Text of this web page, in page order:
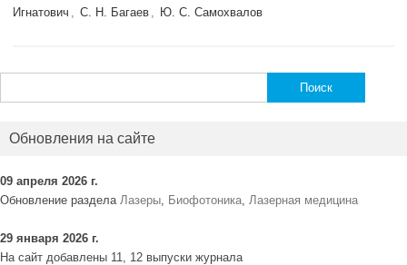
Игнатович , С. Н. Багаев , Ю. С. Самохвалов
Обновления на сайте
09 апреля 2026 г.
Обновление раздела Лазеры, Биофотоника, Лазерная медицина
29 января 2026 г.
На сайт добавлены 11, 12 выпуски журнала